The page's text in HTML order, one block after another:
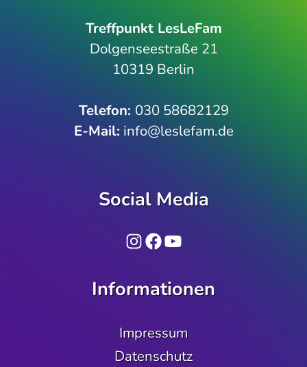
Treffpunkt LesLeFam
Dolgenseestraße 21
10319 Berlin
Telefon­: 030 58682129
E-Mail: info@leslefam.de
Social Media
Instagram
Facebook
YouTube
Informationen
Impressum
Datenschutz